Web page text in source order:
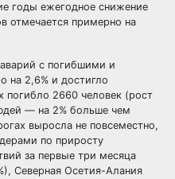
годы ежегодное снижение
отмечается примерно на
с погибшими и
на 2,6% и достигло
погибло 2660 человек (рост
— на 2% больше чем
выросла не повсеместно,
по приросту
за первые три месяца
Северная Осетия-Алания